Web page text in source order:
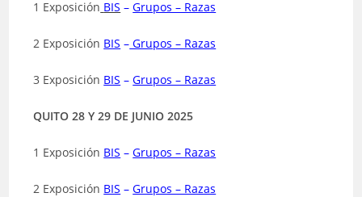
1 Exposición BIS –Grupos – Razas
2 Exposición BIS – Grupos – Razas
3 Exposición BIS –Grupos – Razas
QUITO 28 Y 29 DE JUNIO 2025
1 Exposición BIS –Grupos – Razas
2 Exposición BIS –Grupos – Razas